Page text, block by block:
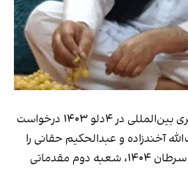
دفتر دادستان دیوان کیفری بین‌المللی در ۴دلو ۱۴۰۳ درخواست
آخندزاده و عبدالحکیم حقانی را
ثبت کرد. سرانجام، در ۱۷ سرطان ۱۴۰۴، شعبه دوم مقدماتی